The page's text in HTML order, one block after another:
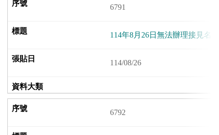
6791
114年8月26日無法辦理接見名
114/08/26
6792